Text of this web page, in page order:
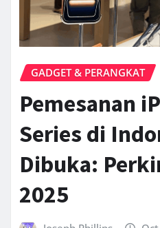
GADGET & PERANGKAT
Pemesanan
Series di
Dibuka:
2025